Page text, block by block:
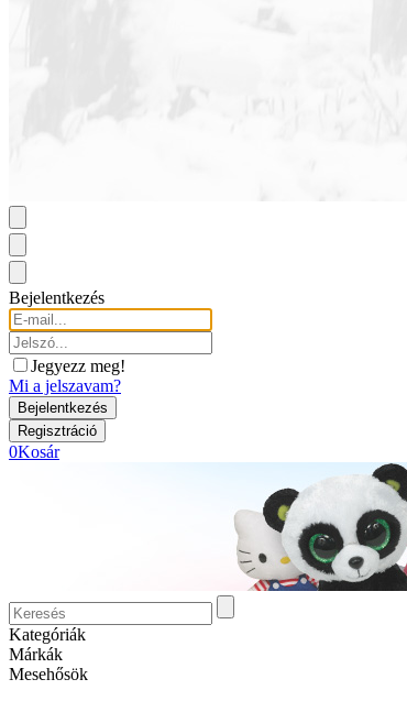
Bejelentkezés
Jegyezz meg!
Mi a jelszavam?
0Kosár
Kategóriák
Márkák
Mesehősök